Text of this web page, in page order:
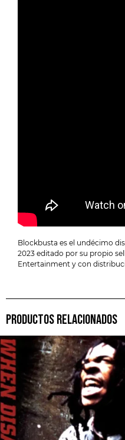
Blockbusta es el undécimo
2023 editado por su propio
Entertainment y con
PRODUCTOS RELACIONADOS